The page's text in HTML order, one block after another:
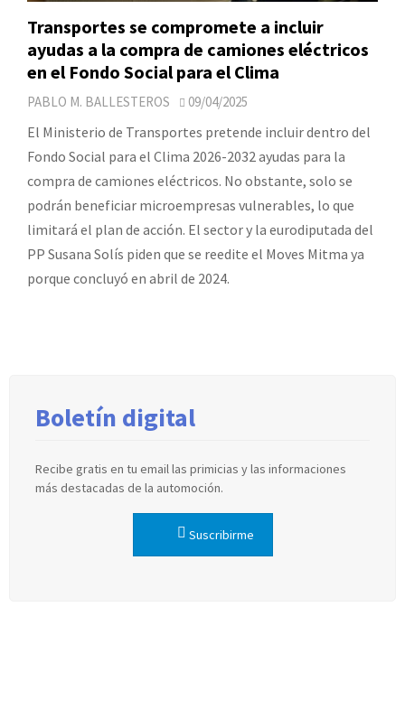
Transportes se compromete a incluir
ayudas a la compra de camiones eléctricos
en el Fondo Social para el Clima
PABLO M. BALLESTEROS 09/04/2025
El Ministerio de Transportes pretende incluir dentro del
Fondo Social para el Clima 2026-2032 ayudas para la
compra de camiones eléctricos. No obstante, solo se
podrán beneficiar microempresas vulnerables, lo que
limitará el plan de acción. El sector y la eurodiputada del
PP Susana Solís piden que se reedite el Moves Mitma ya
porque concluyó en abril de 2024.
Boletín digital
Recibe gratis en tu email las primicias y las informaciones
más destacadas de la automoción.
Suscribirme